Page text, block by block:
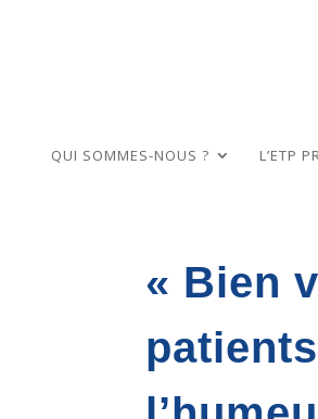
QUI SOMMES-NOUS ? L’ETP
« Bien